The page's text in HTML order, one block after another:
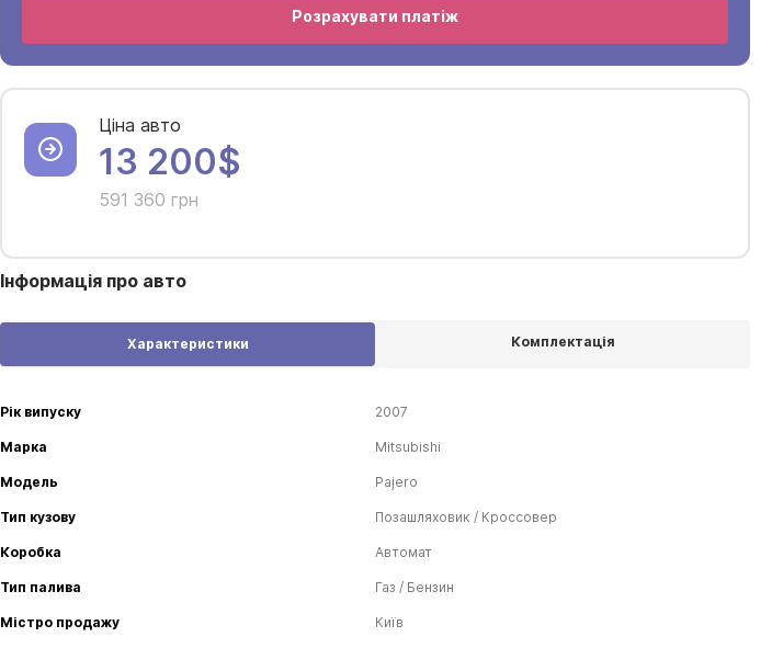
Розрахувати платіж
Ціна авто
13 200$
591 360 грн
Інформація про авто
Характеристики Комплектація
Рік випуску 2007
Марка Mitsubishi
Модель Pajero
Тип кузову Позашляховик / Кроссовер
Коробка Автомат
Тип палива Газ / Бензин
Містро продажу Київ